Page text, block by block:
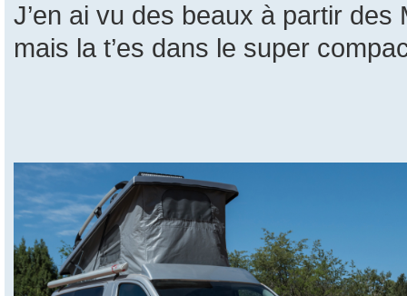
J’en ai vu des beaux à partir
mais la t’es dans le super